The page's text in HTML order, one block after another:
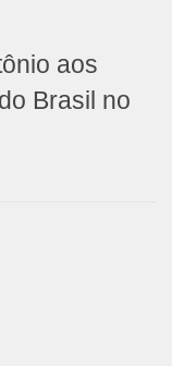
aos
Brasil no